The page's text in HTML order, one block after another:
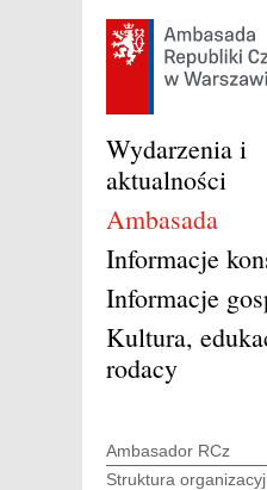
Wydarzenia i
aktualności
Ambasada
Informacje
Informacje
Kultura,
rodacy
Ambasador RCz
Struktura